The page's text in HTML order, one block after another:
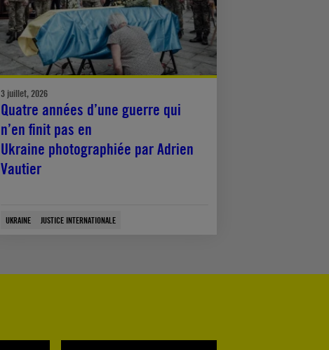
3 juillet, 2026
Quatre années d’une guerre qui
n’en finit pas en
Ukraine photographiée par Adrien
Vautier
UKRAINE JUSTICE INTERNATIONALE